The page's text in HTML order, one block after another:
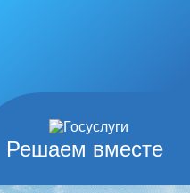
Решаем вместе